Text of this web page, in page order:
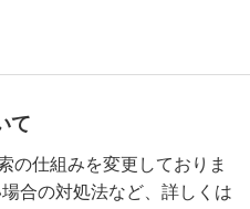
て
の仕組みを変更しておりま
合の対処法など、詳しくは